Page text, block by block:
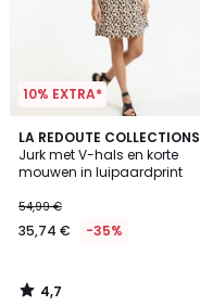
10% EXTRA*
LA REDOUTE COLLECTIONS
Jurk met V-hals en korte
mouwen in luipaardprint
54,99 €
35,74 € -35%
4,7
/ 5
4,7
/